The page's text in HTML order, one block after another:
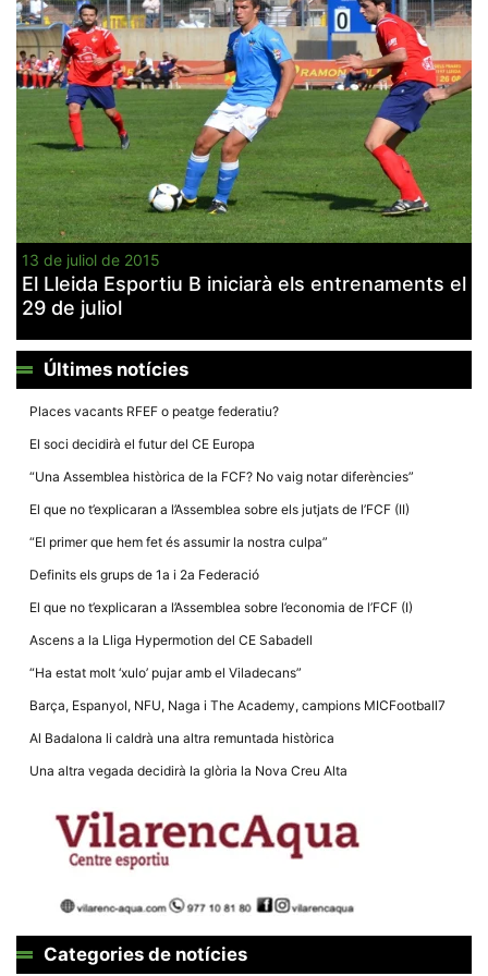
13 de juliol de 2015
El Lleida Esportiu B iniciarà els entrenaments el
29 de juliol
Últimes notícies
Places vacants RFEF o peatge federatiu?
El soci decidirà el futur del CE Europa
“Una Assemblea històrica de la FCF? No vaig notar diferències”
El que no t’explicaran a l’Assemblea sobre els jutjats de l’FCF (II)
“El primer que hem fet és assumir la nostra culpa”
Definits els grups de 1a i 2a Federació
El que no t’explicaran a l’Assemblea sobre l’economia de l’FCF (I)
Ascens a la Lliga Hypermotion del CE Sabadell
“Ha estat molt ‘xulo’ pujar amb el Viladecans”
Barça, Espanyol, NFU, Naga i The Academy, campions MICFootball7
Al Badalona li caldrà una altra remuntada històrica
Una altra vegada decidirà la glòria la Nova Creu Alta
Categories de notícies
En compartir
els teus
interessos i
comportament
mentre
navegues pel
nostre lloc
web
incrementes
la possibilitat
de mirar
només
anuncis,
ofertes i
contingut